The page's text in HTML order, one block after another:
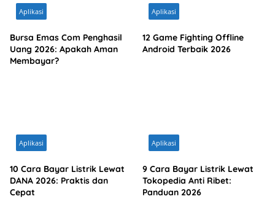
Aplikasi
Bursa Emas Com Penghasil
Uang 2026: Apakah Aman
Membayar?
Aplikasi
12 Game Fighting Offline
Android Terbaik 2026
Aplikasi
10 Cara Bayar Listrik Lewat
DANA 2026: Praktis dan
Cepat
Aplikasi
9 Cara Bayar Listrik Lewat
Tokopedia Anti Ribet:
Panduan 2026